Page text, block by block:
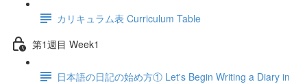
カリキュラム表 Curriculum Table
第1週目 Week1
日本語の日記の始め方① Let's Begin Writing a Diary in